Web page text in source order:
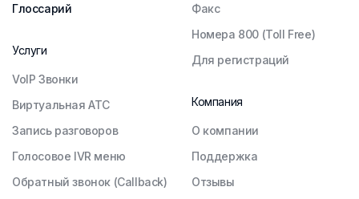
Глоссарий
Услуги
VoIP Звонки
Виртуальная АТС
Запись разговоров
Голосовое IVR меню
Обратный звонок (Callback)
Факс
Номера 800 (Toll Free)
Для регистраций
Компания
О компании
Поддержка
Отзывы